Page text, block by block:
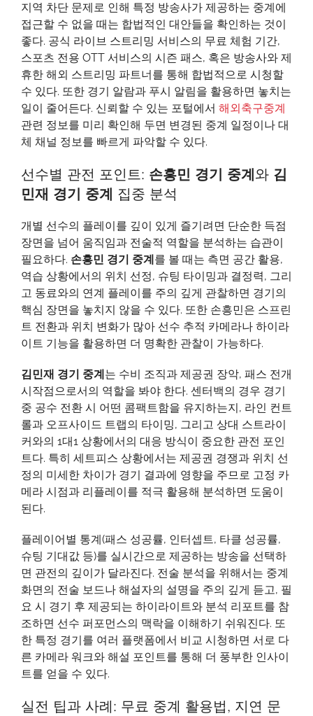
포
인
트
까
지
지역 차단 문제로 인해 특정 방송사가 제공하는 중계에
접근할 수 없을 때는 합법적인 대안들을 확인하는 것이
좋다. 공식 라이브 스트리밍 서비스의 무료 체험 기간,
스포츠 전용 OTT 서비스의 시즌 패스, 혹은 방송사와 제
휴한 해외 스트리밍 파트너를 통해 합법적으로 시청할
수 있다. 또한 경기 알람과 푸시 알림을 활용하면 놓치는
일이 줄어든다. 신뢰할 수 있는 포털에서 해외축구중계
관련 정보를 미리 확인해 두면 변경된 중계 일정이나 대
체 채널 정보를 빠르게 파악할 수 있다.
선수별 관전 포인트: 손흥민 경기 중계와 김
민재 경기 중계 집중 분석
개별 선수의 플레이를 깊이 있게 즐기려면 단순한 득점
장면을 넘어 움직임과 전술적 역할을 분석하는 습관이
필요하다. 손흥민 경기 중계를 볼 때는 측면 공간 활용,
역습 상황에서의 위치 선정, 슈팅 타이밍과 결정력, 그리
고 동료와의 연계 플레이를 주의 깊게 관찰하면 경기의
핵심 장면을 놓치지 않을 수 있다. 또한 손흥민은 스프린
트 전환과 위치 변화가 많아 선수 추적 카메라나 하이라
이트 기능을 활용하면 더 명확한 관찰이 가능하다.
김민재 경기 중계는 수비 조직과 제공권 장악, 패스 전개
시작점으로서의 역할을 봐야 한다. 센터백의 경우 경기
중 공수 전환 시 어떤 콤팩트함을 유지하는지, 라인 컨트
롤과 오프사이드 트랩의 타이밍, 그리고 상대 스트라이
커와의 1대1 상황에서의 대응 방식이 중요한 관전 포인
트다. 특히 세트피스 상황에서는 제공권 경쟁과 위치 선
정의 미세한 차이가 경기 결과에 영향을 주므로 고정 카
메라 시점과 리플레이를 적극 활용해 분석하면 도움이
된다.
플레이어별 통계(패스 성공률, 인터셉트, 타클 성공률,
슈팅 기대값 등)를 실시간으로 제공하는 방송을 선택하
면 관전의 깊이가 달라진다. 전술 분석을 위해서는 중계
화면의 전술 보드나 해설자의 설명을 주의 깊게 듣고, 필
요 시 경기 후 제공되는 하이라이트와 분석 리포트를 참
조하면 선수 퍼포먼스의 맥락을 이해하기 쉬워진다. 또
한 특정 경기를 여러 플랫폼에서 비교 시청하면 서로 다
른 카메라 워크와 해설 포인트를 통해 더 풍부한 인사이
트를 얻을 수 있다.
실전 팁과 사례: 무료 중계 활용법, 지연 문